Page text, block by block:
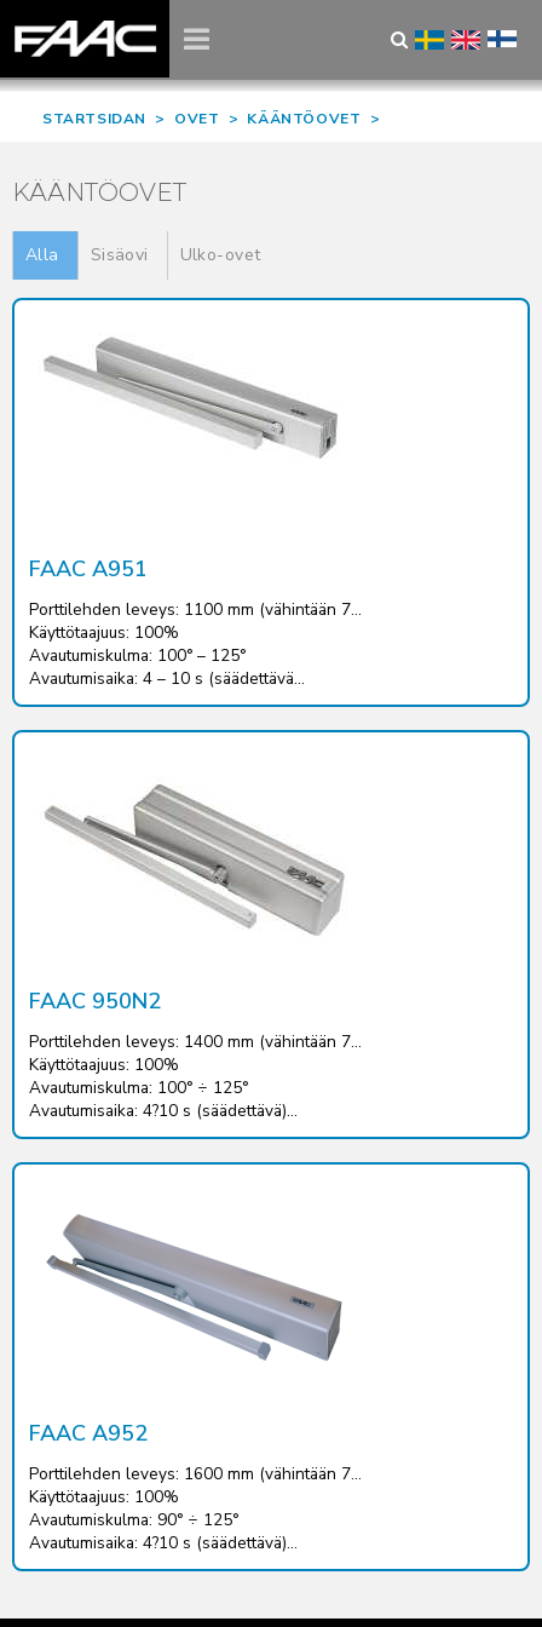
STARTSIDAN > OVET > KÄÄNTÖOVET >
KÄÄNTÖOVET
Alla Sisäovi Ulko-ovet
FAAC A951
Porttilehden leveys: 1100 mm (vähintään 7...
Käyttötaajuus: 100%
Avautumiskulma: 100° – 125°
Avautumisaika: 4 – 10 s (säädettävä...
FAAC 950N2
Porttilehden leveys: 1400 mm (vähintään 7...
Käyttötaajuus: 100%
Avautumiskulma: 100° ÷ 125°
Avautumisaika: 4?10 s (säädettävä)...
FAAC A952
Porttilehden leveys: 1600 mm (vähintään 7...
Käyttötaajuus: 100%
Avautumiskulma: 90° ÷ 125°
Avautumisaika: 4?10 s (säädettävä)...